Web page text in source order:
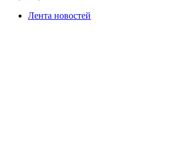
Лента новостей